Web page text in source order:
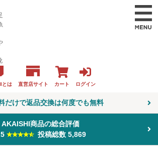
とは 直営店サイト カート ログイン
だけで返品交換は何度でも無料
AKAISHI商品の総合評価
投稿総数 5,869